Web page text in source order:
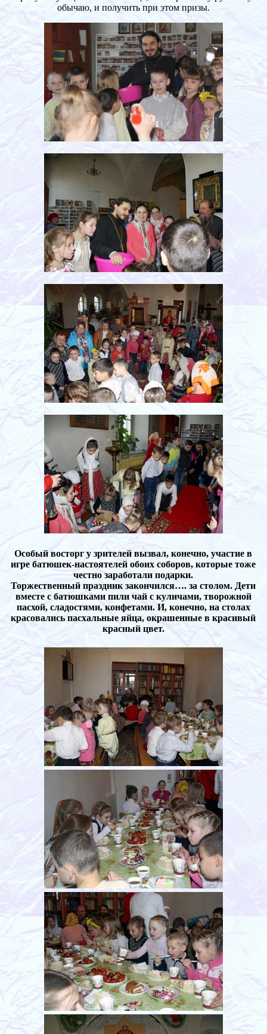
обычаю, и получить при этом призы.
Особый восторг у зрителей вызвал, конечно, участие в
игре батюшек-настоятелей обоих соборов, которые тоже
честно заработали подарки.
Торжественный праздник закончился…. за столом. Дети
вместе с батюшками пили чай с куличами, творожной
пасхой, сладостями, конфетами. И, конечно, на столах
красовались пасхальные яйца, окрашенные в красивый
красный цвет.